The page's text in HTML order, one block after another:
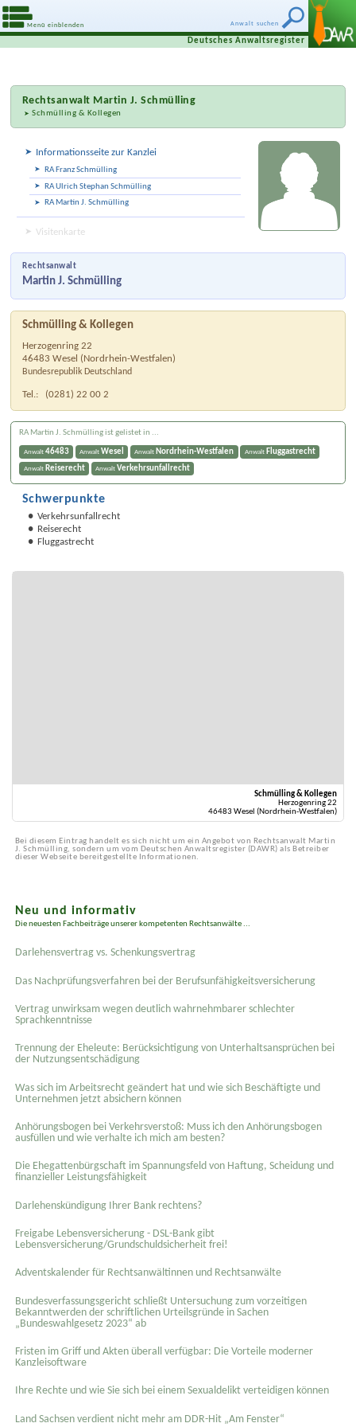
Anwalt suchen
Menü einblenden
Deutsches Anwaltsregister
Rechtsanwalt Martin J. Schmülling
Schmülling & Kollegen
Informationsseite zur Kanzlei
RA Franz Schmülling
RA Ulrich Stephan Schmülling
RA Martin J. Schmülling
Visitenkarte
Rechtsanwalt
Martin J. Schmülling
Schmülling & Kollegen
Herzogenring 22
46483 Wesel (Nordrhein-Westfalen)
Bundesrepublik Deutschland
Tel.: (0281) 22 00 2
RA Martin J. Schmülling ist gelistet in ...
Anwalt 46483 Anwalt Wesel Anwalt Nordrhein-Westfalen Anwalt Fluggastrecht
Anwalt Reiserecht Anwalt Verkehrsunfallrecht
Schwerpunkte
Verkehrsunfallrecht
Reiserecht
Fluggastrecht
Schmülling & Kollegen
Herzogenring 22
46483 Wesel (Nordrhein-Westfalen)
Bei diesem Eintrag handelt es sich nicht um ein Angebot von Rechtsanwalt Martin
J. Schmülling, sondern um vom Deutschen Anwaltsregister (DAWR) als Betreiber
dieser Webseite bereitgestellte Informationen.
Neu und informativ
Die neuesten Fachbeiträge unserer kompetenten Rechtsanwälte ...
Darlehensvertrag vs. Schenkungsvertrag
Das Nachprüfungsverfahren bei der Berufsunfähigkeitsversicherung
Vertrag unwirksam wegen deutlich wahrnehmbarer schlechter
Sprachkenntnisse
Trennung der Eheleute: Berücksichtigung von Unterhaltsansprüchen bei
der Nutzungsentschädigung
Was sich im Arbeitsrecht geändert hat und wie sich Beschäftigte und
Unternehmen jetzt absichern können
Anhörungsbogen bei Verkehrsverstoß: Muss ich den Anhörungsbogen
ausfüllen und wie verhalte ich mich am besten?
Die Ehegattenbürgschaft im Spannungsfeld von Haftung, Scheidung und
finanzieller Leistungsfähigkeit
Darlehenskündigung Ihrer Bank rechtens?
Freigabe Lebensversicherung - DSL-Bank gibt
Lebensversicherung/Grundschuldsicherheit frei!
Adventskalender für Rechtsanwältinnen und Rechtsanwälte
Bundesverfassungsgericht schließt Untersuchung zum vorzeitigen
Bekanntwerden der schriftlichen Urteilsgründe in Sachen
„Bundeswahlgesetz 2023“ ab
Fristen im Griff und Akten überall verfügbar: Die Vorteile moderner
Kanzleisoftware
Ihre Rechte und wie Sie sich bei einem Sexual­delikt verteidigen können
Land Sachsen verdient nicht mehr am DDR-Hit „Am Fenster“